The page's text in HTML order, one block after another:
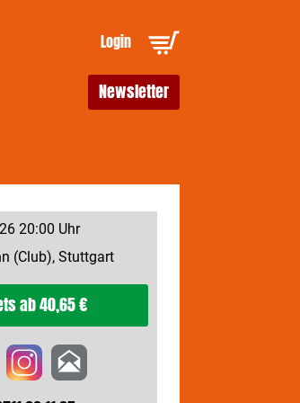
Login
Newsletter
20:00 Uhr
(Club), Stuttgart
ab 40,65 €